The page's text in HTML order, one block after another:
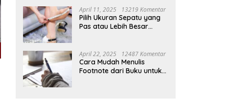
April 11, 2025 13219 Komentar
Pilih Ukuran Sepatu yang
Pas atau Lebih Besar
April 22, 2025 12487 Komentar
Cara Mudah Menulis
Footnote dari Buku untuk